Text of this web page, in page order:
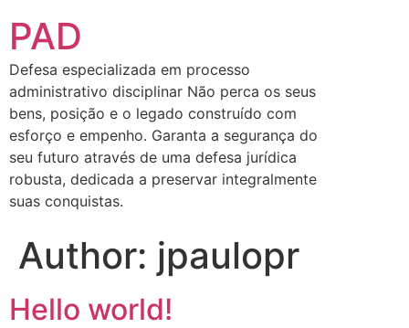
PAD
Defesa especializada em processo
administrativo disciplinar Não perca os seus
bens, posição e o legado construído com
esforço e empenho. Garanta a segurança do
seu futuro através de uma defesa jurídica
robusta, dedicada a preservar integralmente
suas conquistas.
Author: jpaulopr
Hello world!